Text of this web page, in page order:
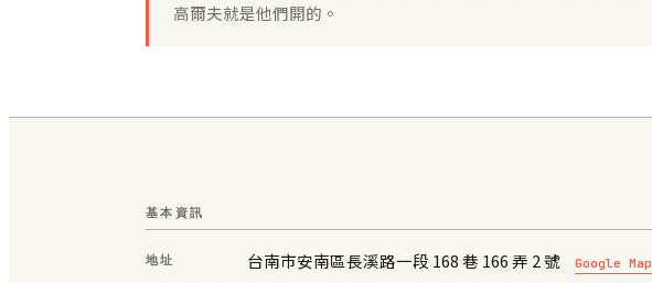
高爾夫就是他們開的。
基本資訊
地址 台南市安南區長溪路一段 168 巷 166 弄 2 號 Google